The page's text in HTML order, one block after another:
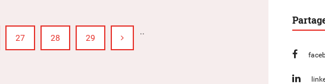
..
27 28 29